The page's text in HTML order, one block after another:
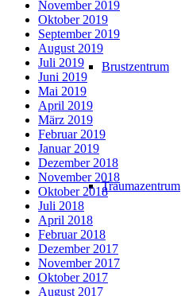
Brustzentrum
Traumazentrum
November 2019
Oktober 2019
September 2019
August 2019
Juli 2019
Juni 2019
Mai 2019
April 2019
März 2019
Februar 2019
Januar 2019
Dezember 2018
November 2018
Oktober 2018
Juli 2018
April 2018
Februar 2018
Dezember 2017
November 2017
Oktober 2017
August 2017